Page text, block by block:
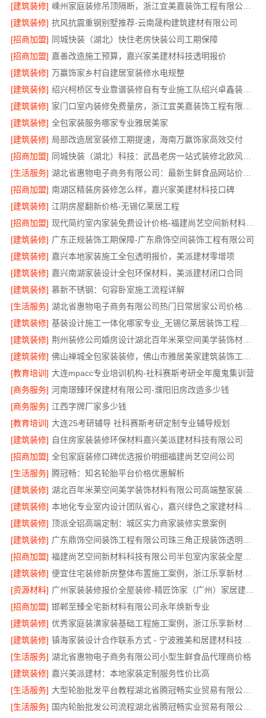
[建筑装修]
嵊州家庭装修吊顶隔断，浙江宜美嘉装饰工程有限公司专业施工
[建筑装修] 抗风抗震重钢别墅推荐-云南晟构建筑建材有限公司
[招商加盟] 同城快装（湖北）快住老房快装公司工期保障
[招商加盟] 嘉善改造施工预算，嘉兴家美建材科技透明报价
[建筑装修] 万赢饰家乡村自建居室装修水电规整
[建筑装修]
绍兴柯桥区专业靠谱装修自有专业施工队绍兴卓鑫装饰材料有限公司
[建筑装修]
[建筑装修] 全包家装服务哪家专业雅居美家
[建筑装修] 局部改造居室装修工期提速，海南万赢饰家高效交付
[招商加盟]
[生活服务]
湖北省惠物电子商务有限公司：最新生鲜食品网站价格更新
[招商加盟] 南湖区精装房装修怎么样，嘉兴家美建材科技口碑
[建筑装修] 江阴房屋翻新价格-无锡亿莱居工程
[招商加盟]
现代简约室内家装免费设计价格-福建尚艺空间新材料科技有限公司
[建筑装修] 广东正规装饰工期保障-广东鼎饰空间装饰工程有限公司
[建筑装修] 嘉兴本地家装施工全包透明报价，美派建材零增项
[建筑装修] 嘉兴南湖家装设计全包环保材料，美派建材闭口合同
[建筑装修] 慕新不锈钢：句容卧室施工流程详解
[生活服务]
湖北省惠物电子商务有限公司热门日常居家公司价格分析
[建筑装修]
基装设计施工一体化哪家专业_无锡亿莱居装饰工程材料有限公司
[建筑装修]
荆州装修公司婚房设计湖北百年米莱空间美学装饰材料有限公司
[建筑装修]
[教育培训] 大连mpacc专业培训机构-社科赛斯考研全年魔鬼集训营
[商务服务] 河南璟臻环保建材有限公司-濮阳旧房改造多少钱
[商务服务] 江西字牌厂家多少钱
[教育培训] 大连25考研辅导 社科赛斯考研定制专业辅导规划
[建筑装修] 自住房家装装修环保材料嘉兴美派建材科技有限公司
[招商加盟] 全包家庭装修口碑优选报价明细福建尚艺空间公司
[生活服务] 腾冠畅：知名轮胎平台价格优惠解析
[建筑装修]
湖北百年米莱空间美学装饰材料有限公司高端整家装修老房翻新
[建筑装修]
本地化专业室内设计团队省心，嘉兴绿色之家建材科技有限公司全程托管
[建筑装修] 顶派全铝高端定制：城区实力商家装修实景案例
[建筑装修]
[招商加盟]
[建筑装修]
便宜住宅装修新房整体布置施工案例，浙江乐享新材料有限公司为您详解
[资源材料]
广州家装装修报价全屋装修-精匠饰家（广州）家居建材有限公司
[招商加盟] 邯郸至臻全宅新材料有限公司永年焕新专业
[建筑装修]
优秀家庭装潢家装基础工程施工案例，浙江乐享新材料有限公司案例展示
[建筑装修]
[生活服务] 湖北省惠物电子商务有限公司小型生鲜食品代理商价格
[建筑装修] 嘉兴美派建材：本地家装定制服务性价比高
[生活服务]
大型轮胎批发平台教程湖北省腾冠畅实业贸易有限公司采购指南
[生活服务]
国内轮胎批发公司流程湖北省腾冠畅实业贸易有限公司规范交易